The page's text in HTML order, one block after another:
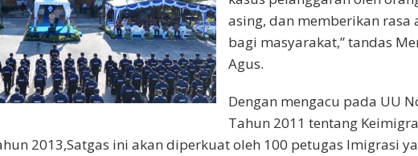
asing, dan memberikan rasa
bagi masyarakat,” tandas
Agus.
Dengan mengacu pada UU
Tahun 2011 tentang
2013,Satgas ini akan diperkuat oleh 100 petugas Imigrasi